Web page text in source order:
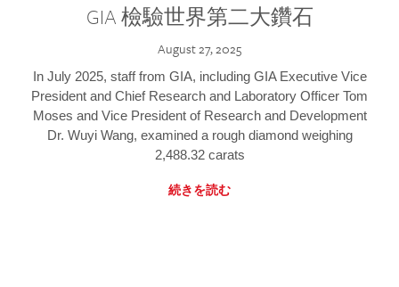
GIA 檢驗世界第二大鑽石
August 27, 2025
In July 2025, staff from GIA, including GIA Executive Vice
President and Chief Research and Laboratory Officer Tom
Moses and Vice President of Research and Development
Dr. Wuyi Wang, examined a rough diamond weighing
2,488.32 carats
続きを読む